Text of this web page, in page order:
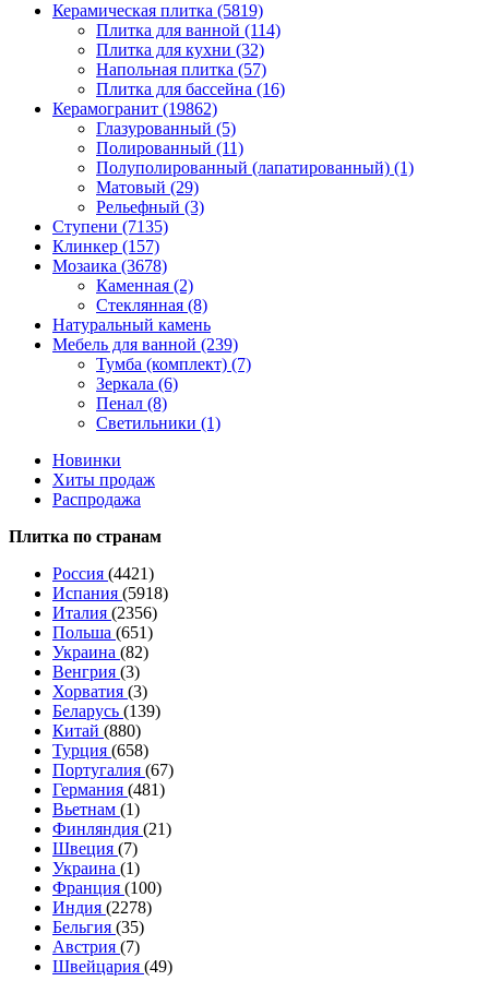
Керамическая плитка (5819)
Плитка для ванной (114)
Плитка для кухни (32)
Напольная плитка (57)
Плитка для бассейна (16)
Керамогранит (19862)
Глазурованный (5)
Полированный (11)
Полуполированный (лапатированный) (1)
Матовый (29)
Рельефный (3)
Ступени (7135)
Клинкер (157)
Мозаика (3678)
Каменная (2)
Стеклянная (8)
Натуральный камень
Мебель для ванной (239)
Тумба (комплект) (7)
Зеркала (6)
Пенал (8)
Светильники (1)
Новинки
Хиты продаж
Распродажа
Плитка по странам
Россия (4421)
Испания (5918)
Италия (2356)
Польша (651)
Украина (82)
Венгрия (3)
Хорватия (3)
Беларусь (139)
Китай (880)
Турция (658)
Португалия (67)
Германия (481)
Вьетнам (1)
Финляндия (21)
Швеция (7)
Украина (1)
Франция (100)
Индия (2278)
Бельгия (35)
Австрия (7)
Швейцария (49)